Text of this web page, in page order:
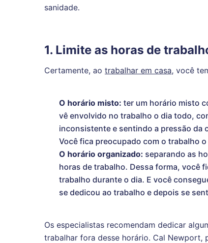
sanidade.
1. Limite as horas de
Certamente, ao trabalhar em casa, você
O horário misto: ter um horário misto
vê envolvido no trabalho o dia todo,
inconsistente e sentindo a pressão da
Você fica preocupado com o trabalho
O horário organizado: separando as
horas de trabalho. Dessa forma, você
trabalho durante o dia. E você
se dedicou ao trabalho e depois se
Os especialistas recomendam dedicar
trabalhar fora desse horário. Cal